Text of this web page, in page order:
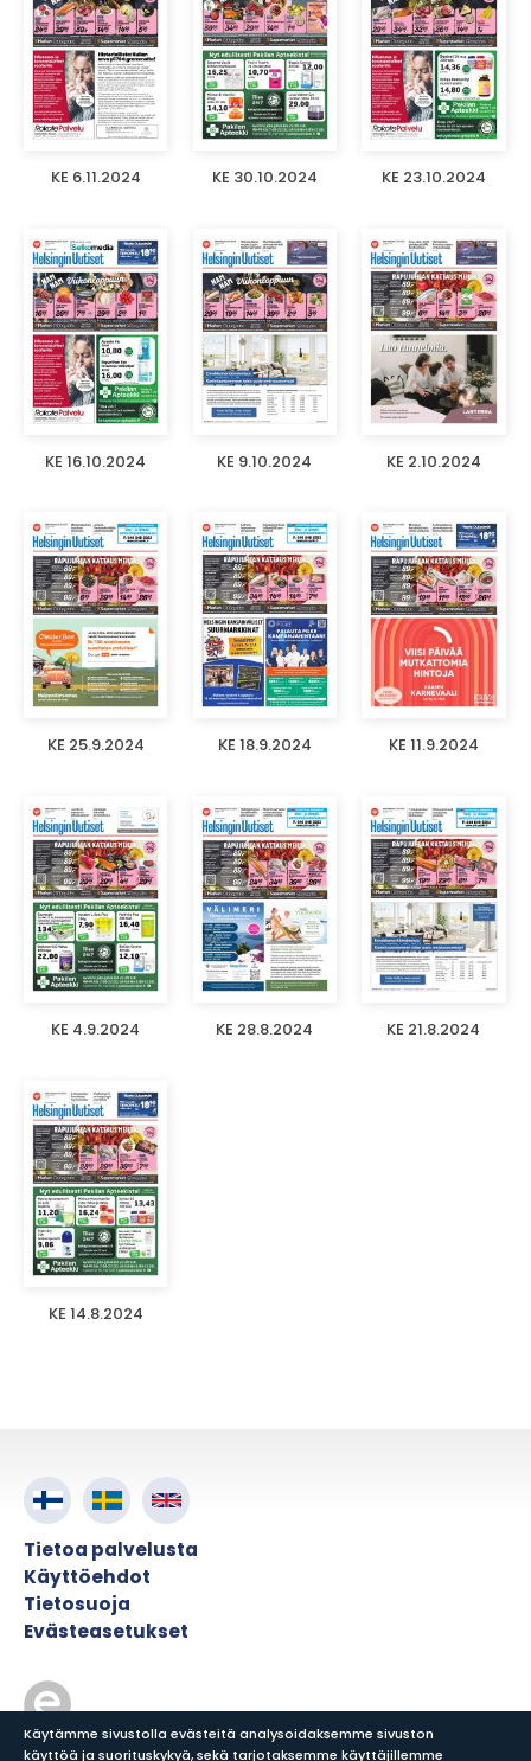
KE 6.11.2024 KE 30.10.2024 KE 23.10.2024
KE 16.10.2024 KE 9.10.2024 KE 2.10.2024
KE 25.9.2024 KE 18.9.2024 KE 11.9.2024
KE 4.9.2024 KE 28.8.2024 KE 21.8.2024
KE 14.8.2024
Tietoa palvelusta
Käyttöehdot
Tietosuoja
Evästeasetukset
Käytämme sivustolla evästeitä analysoidaksemme sivuston
käyttöä ja suorituskykyä, sekä tarjotaksemme käyttäjillemme